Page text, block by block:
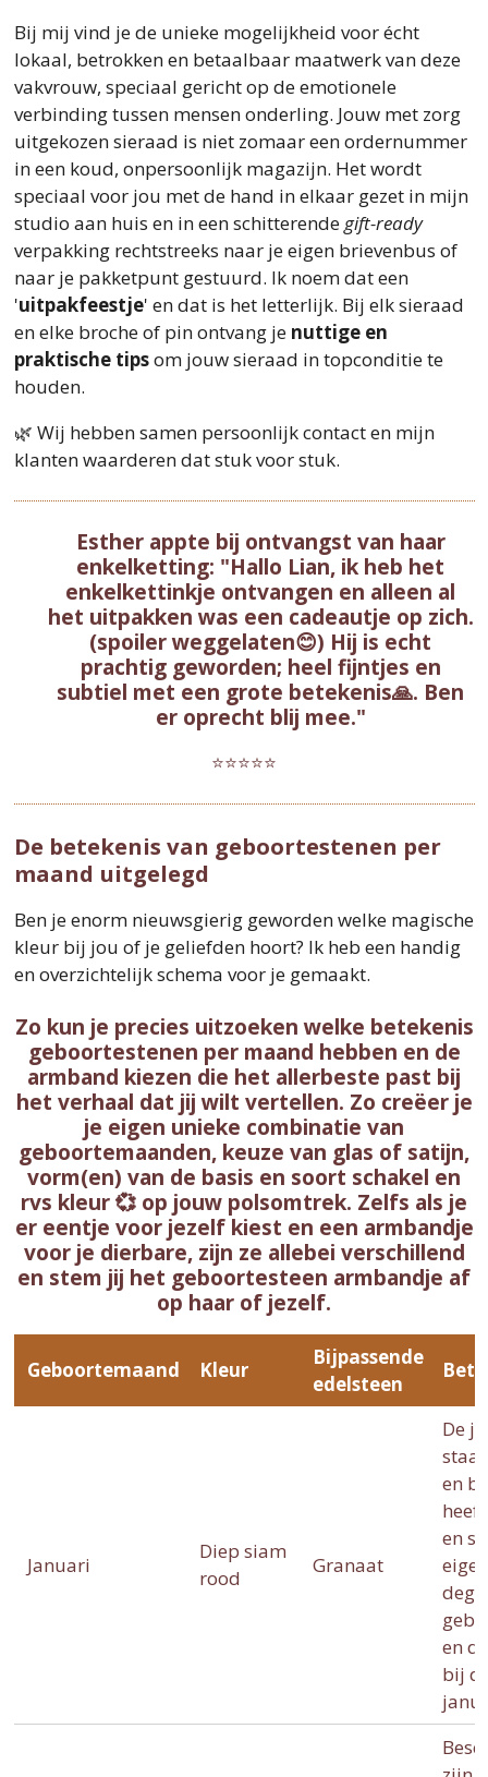
Bij mij vind je de unieke mogelijkheid voor écht
lokaal, betrokken en betaalbaar maatwerk van deze
vakvrouw, speciaal gericht op de emotionele
verbinding tussen mensen onderling. Jouw met zorg
uitgekozen sieraad is niet zomaar een ordernummer
in een koud, onpersoonlijk magazijn. Het wordt
speciaal voor jou met de hand in elkaar gezet in mijn
studio aan huis en in een schitterendegift-ready
verpakking rechtstreeks naar je eigen brievenbus of
naar je pakketpunt gestuurd. Ik noem dat een
'uitpakfeestje' en dat is het letterlijk. Bij elk sieraad
en elke broche of pin ontvang je nuttige en
praktische tipsom jouw sieraad in topconditie te
houden.
🌿 Wij hebben samen persoonlijk contact en mijn
klanten waarderen dat stuk voor stuk.
Esther appte bij ontvangst van haar
enkelketting: "Hallo Lian, ik heb het
enkelkettinkje ontvangen en alleen al
het uitpakken was een cadeautje op zich.
(spoiler weggelaten😊) Hij is echt
prachtig geworden; heel fijntjes en
subtiel met een grote betekenis🙏. Ben
er oprecht blij mee."
⭐⭐⭐⭐⭐
De betekenis van geboortestenen per
maand uitgelegd
Ben je enorm nieuwsgierig geworden welke magische
kleur bij jou of je geliefden hoort? Ik heb een handig
en overzichtelijk schema voor je gemaakt.
Zo kun je precies uitzoeken welke betekenis
geboortestenen per maand hebben en de
armband kiezen die het allerbeste past bij
het verhaal dat jij wilt vertellen. Zo creëer je
je eigen unieke combinatie van
geboortemaanden, keuze van glas of satijn,
vorm(en) van de basis en soort schakel en
rvs kleur 💞 op jouw polsomtrek. Zelfs als je
er eentje voor jezelf kiest en een armbandje
voor je dierbare, zijn ze allebei verschillend
en stem jij het geboortesteen armbandje af
op haar of jezelf.
Geboortemaand Kleur
Bijpassende
edelsteen
Januari
Diep siam
rood
Granaat
De
en
en
en
bij